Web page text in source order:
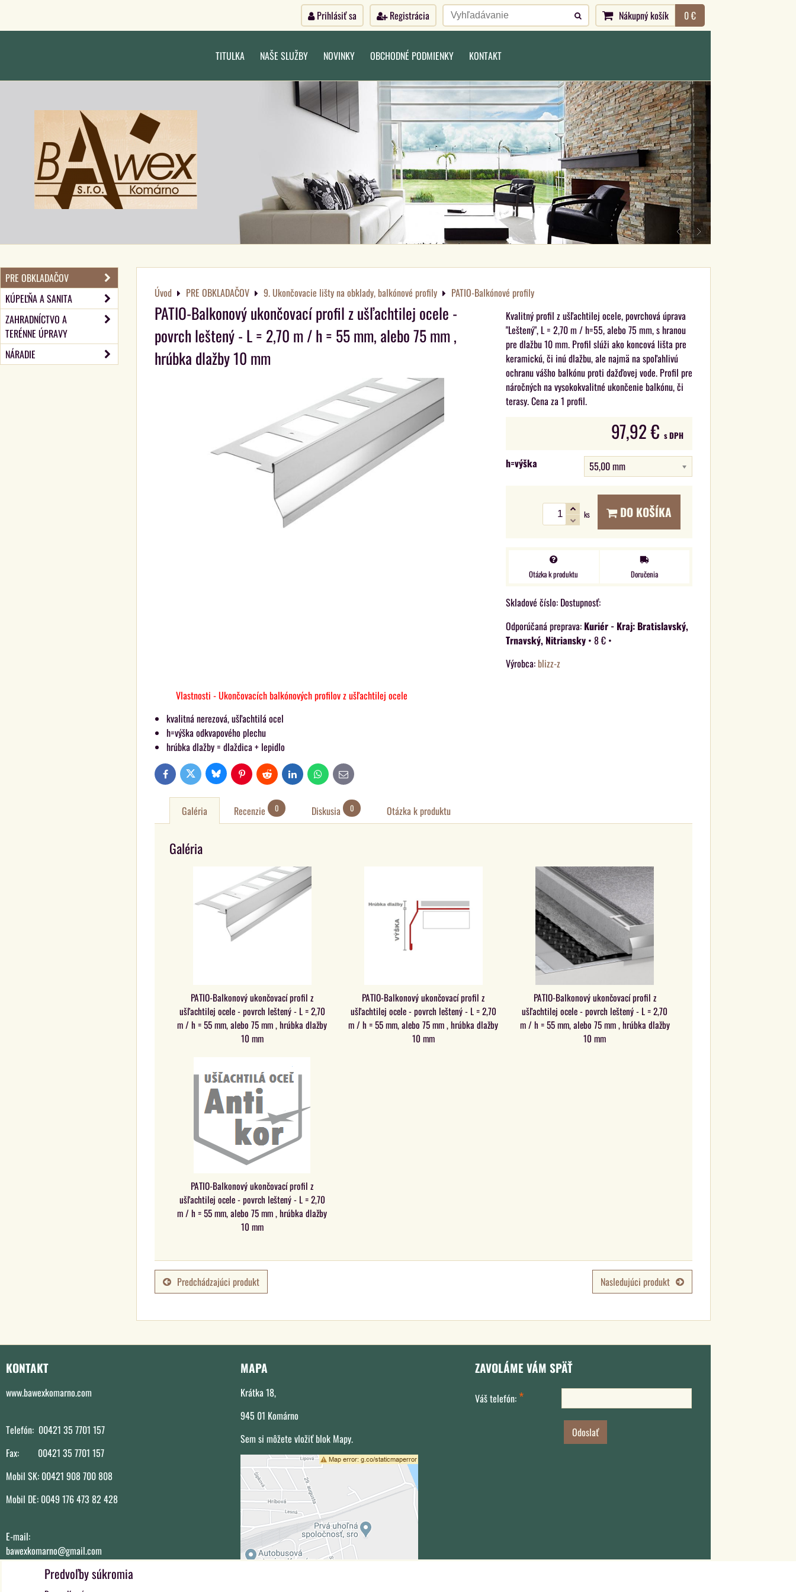
Prihlásiť sa Registrácia Nákupný košík 0 €
TITULKA NAŠE SLUŽBY NOVINKY OBCHODNÉ PODMIENKY KONTAKT
Úvod PRE OBKLADAČOV 9. Ukončovacie lišty na obklady, balkónové profily PATIO-Balkónové profily
PATIO-Balkonový ukončovací profil z ušľachtilej ocele -
povrch leštený - L = 2,70 m / h = 55 mm, alebo 75 mm ,
hrúbka dlažby 10 mm
Kvalitný profil z ušľachtilej ocele, povrchová úprava
"Leštený", L = 2,70 m / h=55, alebo 75 mm, s hranou
pre dlažbu 10 mm. Profil slúži ako koncová lišta pre
keramickú, či inú dlažbu, ale najmä na spoľahlivú
ochranu vášho balkónu proti dažďovej vode. Profil pre
náročných na vysokokvalitné ukončenie balkónu, či
terasy. Cena za 1 profil.
97,92 € s DPH
h=výška 55,00 mm
ks DO KOŠÍKA
Otázka k produktu Doručenia
Skladové číslo: Dostupnosť:
Kuriér - Kraj: Bratislavský,
Trnavský, Nitriansky • 8 € •
Výrobca: blizz-z
Vlastnosti - Ukončovacích balkónových profilov z ušľachtilej ocele
kvalitná nerezová, ušľachtilá ocel
h=výška odkvapového plechu
hrúbka dlažby = dlaždica + lepidlo
FacebookTwitter Bluesky PinterestReddit LinkedIn WhatsAppE-
mail
Galéria Recenzie 0 Diskusia 0 Otázka k produktu
Galéria
PATIO-Balkonový ukončovací profil z
ušľachtilej ocele - povrch leštený - L = 2,70
m / h = 55 mm, alebo 75 mm , hrúbka dlažby
10 mm
PATIO-Balkonový ukončovací profil z
ušľachtilej ocele - povrch leštený - L = 2,70
m / h = 55 mm, alebo 75 mm , hrúbka dlažby
10 mm
PATIO-Balkonový ukončovací profil z
ušľachtilej ocele - povrch leštený - L = 2,70
m / h = 55 mm, alebo 75 mm , hrúbka dlažby
10 mm
PATIO-Balkonový ukončovací profil z
ušľachtilej ocele - povrch leštený - L = 2,70
m / h = 55 mm, alebo 75 mm , hrúbka dlažby
10 mm
Predchádzajúci produkt Nasledujúci produkt
PRE OBKLADAČOV
KÚPEĽŇA A SANITA
ZAHRADNÍCTVO A
TERÉNNE ÚPRAVY
NÁRADIE
KONTAKT
www.bawexkomarno.com
Telefón: 00421 35 7701 157
Fax: 00421 35 7701 157
Mobil SK: 00421 908 700 808
Mobil DE: 0049 176 473 82 428
E-mail:
bawexkomarno@gmail.com
MAPA
Krátka 18,
945 01 Komárno
Sem si môžete vložiť blok Mapy.
Externý obsah je blokovaný Voľbami
súkromia
Prajete si načítať externý obsah?
Povoliť tentokrát
ZAVOLÁME VÁM SPÄŤ
Váš telefón: *
Odoslať
Predvoľby súkromia